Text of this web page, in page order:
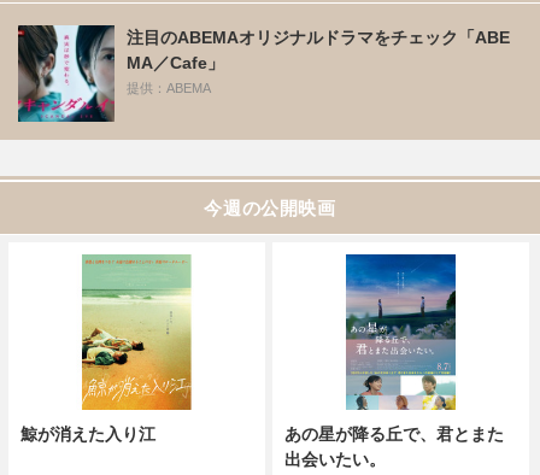
注目のABEMAオリジナルドラマをチェック「ABE
MA／Cafe」
提供：ABEMA
今週の公開映画
鯨が消えた入り江
あの星が降る丘で、君とまた
出会いたい。